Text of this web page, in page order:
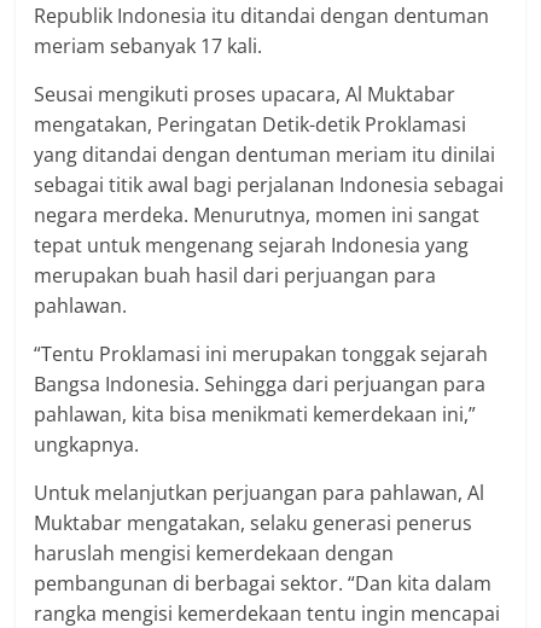
Republik Indonesia itu ditandai dengan dentuman
meriam sebanyak 17 kali.
Seusai mengikuti proses upacara, Al Muktabar
mengatakan, Peringatan Detik-detik Proklamasi
yang ditandai dengan dentuman meriam itu dinilai
sebagai titik awal bagi perjalanan Indonesia sebagai
negara merdeka. Menurutnya, momen ini sangat
tepat untuk mengenang sejarah Indonesia yang
merupakan buah hasil dari perjuangan para
pahlawan.
“Tentu Proklamasi ini merupakan tonggak sejarah
Bangsa Indonesia. Sehingga dari perjuangan para
pahlawan, kita bisa menikmati kemerdekaan ini,”
ungkapnya.
Untuk melanjutkan perjuangan para pahlawan, Al
Muktabar mengatakan, selaku generasi penerus
haruslah mengisi kemerdekaan dengan
pembangunan di berbagai sektor. “Dan kita dalam
rangka mengisi kemerdekaan tentu ingin mencapai